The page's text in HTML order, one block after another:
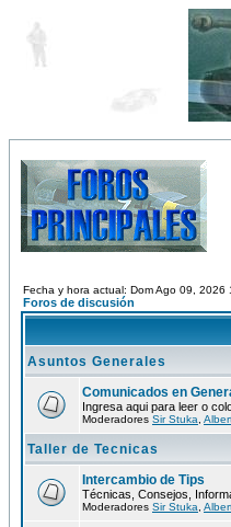
Fecha y hora actual: Dom Ago 09, 2026
Foros de discusión
Asuntos Generales
Comunicados en
Ingresa aqui para leer o
Moderadores Sir Stuka
Taller de Tecnicas
Intercambio de Tips
Técnicas, Consejos,
Moderadores Sir Stuka